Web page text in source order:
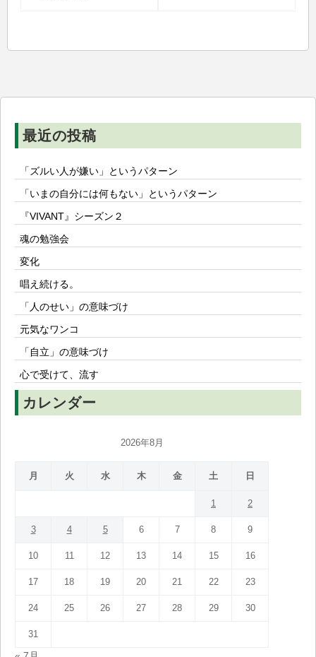
ー
最近の投稿
「ズルい人が嫌い」というパターン
「いまの自分には何もない」というパターン
『VIVANT』シーズン２
魂の勉強会
変化
唱え続ける。
「人のせい」の意味づけ
元気なワンコ
「自立」の意味づけ
心で受けて、流す
カレンダー
2026年8月
月 火 水 木 金 土 日
1 2
3 4 5 6 7 8 9
10 11 12 13 14 15 16
17 18 19 20 21 22 23
24 25 26 27 28 29 30
31